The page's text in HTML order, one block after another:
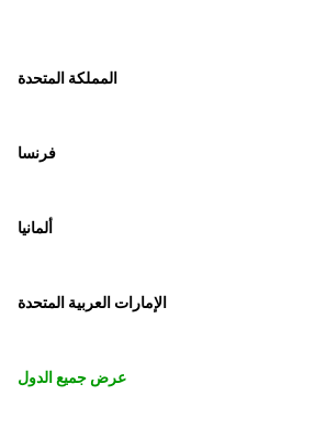
المملكة المتحدة
فرنسا
ألمانيا
الإمارات العربية المتحدة
عرض جميع الدول